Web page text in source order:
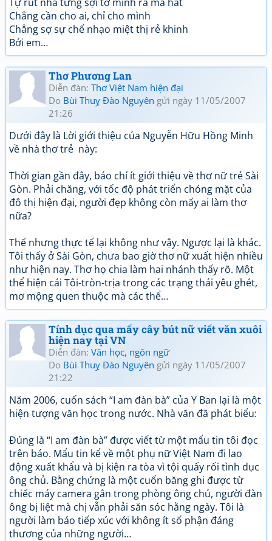
Chẳng cần cho ai, chỉ cho mình
Chẳng sợ sự chế nhạo miệt thị rẻ khinh
Bởi em…
Thơ Phương Lan
Diễn đàn: Thơ Việt Nam hiện đại
Do Bùi Thuỵ Đào Nguyên gửi ngày 11/05/2007
21:26
Dưới đây là Lời giới thiệu của Nguyễn Hữu Hồng Minh
về nhà thơ trẻ này:
Thời gian gần đây, báo chí ít giới thiệu về thơ nữ trẻ Sài
Gòn. Phải chăng, với tốc độ phát triển chóng mặt của
đô thị hiện đại, người đẹp không còn mấy ai làm thơ
nữa?
Thế nhưng thực tế lại không như vậy. Ngược lại là khác.
Tôi thấy ở Sài Gòn, chưa bao giờ thơ nữ xuất hiện nhiều
như hiện nay. Thơ họ chia làm hai nhánh thấy rõ. Một
thể hiện cái Tôi-tròn-trịa trong các trạng thái yêu ghét,
mơ mộng quen thuộc mà các thể…
Tính dục qua mấy cây bút nữ viết văn xuôi
hiện nay tại VN
Diễn đàn: Văn học, ngôn ngữ
Do Bùi Thuỵ Đào Nguyên gửi ngày 11/05/2007
21:22
Năm 2006, cuốn sách “I am đàn bà” của Y Ban lại là một
hiện tượng văn học trong nước. Nhà văn đã phát biểu:
Ðúng là “I am đàn bà” được viết từ một mẩu tin tôi đọc
trên báo. Mẩu tin kể về một phụ nữ Việt Nam đi lao
động xuất khẩu và bị kiện ra tòa vì tội quấy rối tình dục
ông chủ. Bằng chứng là một cuốn băng ghi được từ
chiếc máy camera gắn trong phòng ông chủ, người đàn
ông bị liệt mà chị vẫn phải săn sóc hằng ngày. Tôi là
người làm báo tiếp xúc với không ít số phận đáng
thương của những người…